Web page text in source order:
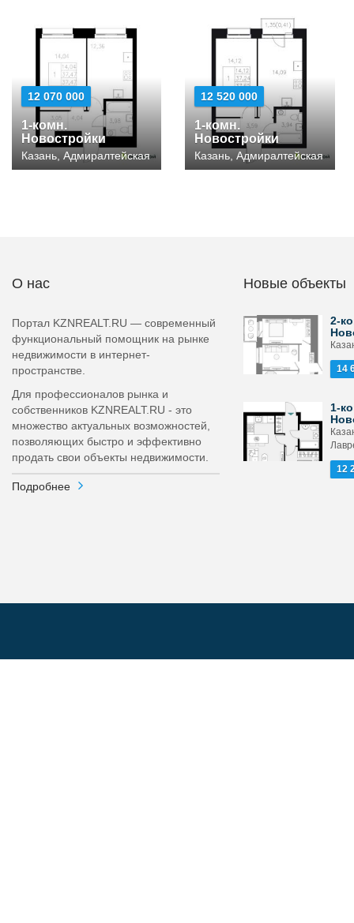
12 070 000
1-комн.
Новостройки
Казань, Адмиралтейская
12 520 000
1-комн.
Новостройки
Казань, Адмиралтейская
О нас
Портал KZNREALT.RU — современный
функциональный помощник на рынке
недвижимости в интернет-
пространстве.
Для профессионалов рынка и
собственников KZNREALT.RU - это
множество актуальных возможностей,
позволяющих быстро и эффективно
продать свои объекты недвижимости.
Подробнее
Новые объекты
2-
14
1-
12